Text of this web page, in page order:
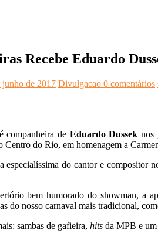
Recebe Eduardo
junho de 2017 Divulgacao 0 comentários
companheira de Eduardo Dussek nos
Centro do Rio, em homenagem a
especialíssima do cantor e
bem humorado do showman, a
do nosso carnaval mais tradicional,
sambas de gafieira, hits da MPB e